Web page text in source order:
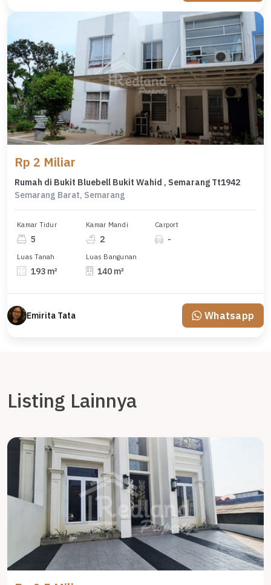
Rp 2 Miliar
Rumah di Bukit Bluebell Bukit Wahid , Semarang Tt1942
Semarang Barat, Semarang
Kamar Tidur
5
Kamar Mandi
2
Carport
-
Luas Tanah
193 m²
Luas Bangunan
140 m²
Emirita Tata Whatsapp
Listing Lainnya